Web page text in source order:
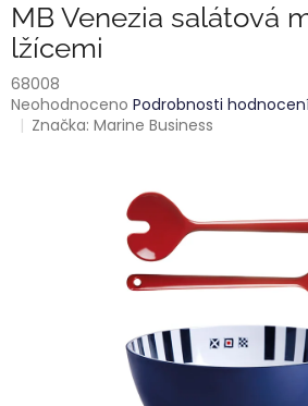
MB Venezia salátová
lžícemi
68008
Průměrné
hodnocení
Neohodnoceno Podrobnosti
Značka:Marine Business